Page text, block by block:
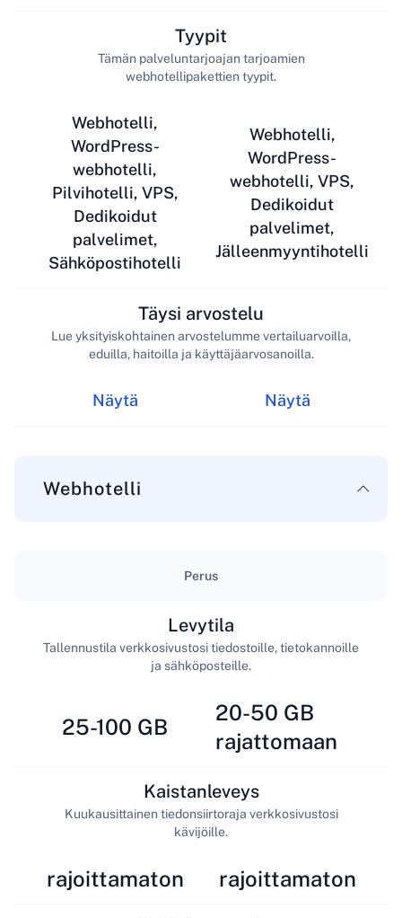
Webhotelli,
WordPress-
webhotelli,
Pilvihotelli, VPS,
Dedikoidut
palvelimet,
Sähköpostihotelli
Tyypit
Tämän palveluntarjoajan tarjoamien
webhotellipakettien tyypit.
Webhotelli,
WordPress-
webhotelli, VPS,
Dedikoidut
palvelimet,
Jälleenmyyntihotelli
Näytä
Täysi arvostelu
Lue yksityiskohtainen arvostelumme vertailuarvoilla,
eduilla, haitoilla ja käyttäjäarvosanoilla.
Näytä
Webhotelli
Perus
25-100 GB
Levytila
Tallennustila verkkosivustosi tiedostoille, tietokannoille
ja sähköposteille.
20-50 GB
rajattomaan
rajoittamaton
Kaistanleveys
Kuukausittainen tiedonsiirtoraja verkkosivustosi
kävijöille.
rajoittamaton